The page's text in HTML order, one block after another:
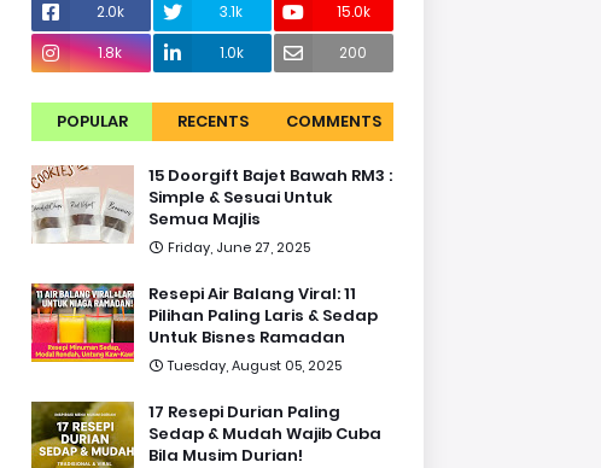
2.0k 3.1k
15.0k
1.8k
1.0k 200
POPULAR RECENTS COMMENTS
15 Doorgift Bajet Bawah RM3 :
Simple & Sesuai Untuk
Semua Majlis
Friday, June 27, 2025
Resepi Air Balang Viral: 11
Pilihan Paling Laris & Sedap
Untuk Bisnes Ramadan
Tuesday, August 05, 2025
17 Resepi Durian Paling
Sedap & Mudah Wajib Cuba
Bila Musim Durian!